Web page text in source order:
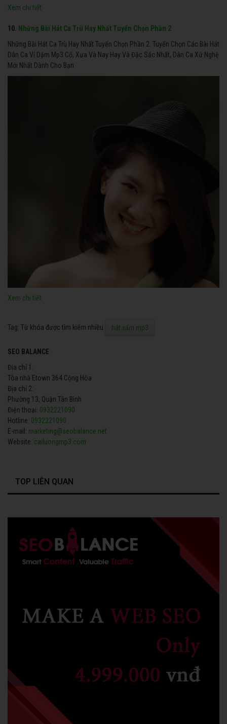
Xem chi tiết
10.
Những Bài Hát Ca Trù Hay Nhất Tuyển Chọn Phần 2
Những Bài Hát Ca Trù Hay Nhất Tuyển Chọn Phần 2. Tuyển Chọn Các Bài Hát
Dân Ca Ví Dặm Mp3 Cổ, Xưa Và Nay Hay Và Đặc Sắc Nhất, Dân Ca Xứ Nghệ
Mới Nhất Dành Cho Bạn
Xem chi tiết
Tag: Từ khóa được tìm kiếm nhiều hát xẩm mp3
SEO BALANCE
Địa chỉ 1:
Tòa nhà Etown 364 Cộng Hòa
Địa chỉ 2:
Phường 13, Quận Tân Bình
Điện thoại: 0932221090
Hotline: 0932221090
E-mail: marketing@seobalance.net
Website: cailuongmp3.com
TOP LIÊN QUAN